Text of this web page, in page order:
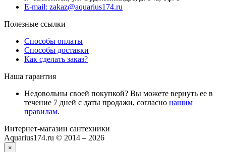
E-mail: zakaz@aquarius174.ru
Полезные ссылки
Способы оплаты
Способы доставки
Как сделать заказ?
Наша гарантия
Недовольны своей покупкой? Вы можете вернуть ее в
течение 7 дней с даты продажи, согласно нашим
правилам.
Интернет-магазин сантехники
Aquarius174.ru © 2014 – 2026
×